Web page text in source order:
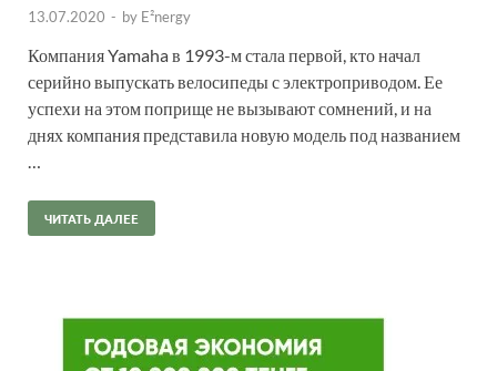
13.07.2020 - by E²nergy
Компания Yamaha в 1993-м стала первой, кто начал
серийно выпускать велосипеды с электроприводом. Ее
успехи на этом поприще не вызывают сомнений, и на
днях компания представила новую модель под названием
…
ЧИТАТЬ ДАЛЕЕ